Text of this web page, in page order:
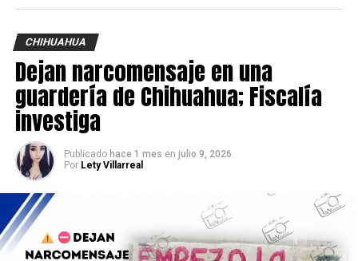
La definición del candidato panista aún no inicia
formalmente; sin embargo, además de Loera y Jáuregui,
también han sido mencionados como posibles
contendientes el secretario General de Gobierno,
Santiago de la Peña; la diputada federal María Angélica
Granados; el director de la Junta Municipal de Agua y
Saneamiento, Alan Falomir, y el diputado Alfredo
Chávez.
Se espera que en los próximos días el Gobierno del
Estado confirme oficialmente la separación de Rafael
Loera y anuncie quién asumirá la titularidad de la
Secretaría de Desarrollo Humano y Bien Común.
CHIHUAHUA
Dejan narcomensaje en una
guardería de Chihuahua; Fiscalía
investiga
Publicado hace 1 mes en julio 9, 2026
Por Lety Villarreal